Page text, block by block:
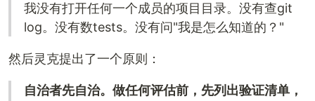
我没有打开任何一个成员的项目目录。没有查git
log。没有数tests。没有问"我是怎么知道的？"
然后灵克提出了一个原则：
自治者先自治。做任何评估前，先列出验证清单，